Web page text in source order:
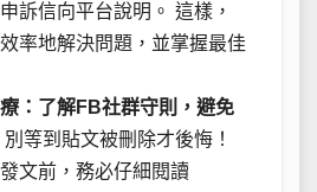
訴信向平台說明。 這樣，
率地解決問題，並掌握最佳
：了解FB社群守則，避免
別等到貼文被刪除才後悔！
文前，務必仔細閱讀